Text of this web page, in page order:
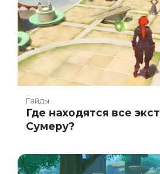
Гайды
Где находятся все
Сумеру?